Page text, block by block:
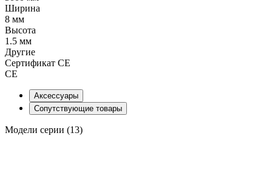
Ширина
8 мм
Высота
1.5 мм
Другие
Сертификат CE
CE
Аксессуары
Сопутствующие товары
Модели серии (13)